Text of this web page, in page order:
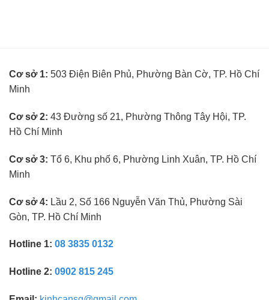
mắt
nghiệm
Cơ sở 1: 503 Điện Biên Phủ, Phường Bàn Cờ, TP. Hồ Chí
Minh
Cơ sở 2: 43 Đường số 21, Phường Thông Tây Hội, TP.
Hồ Chí Minh
Cơ sở 3: Tổ 6, Khu phố 6, Phường Linh Xuân, TP. Hồ Chí
Minh
Cơ sở 4: Lầu 2, Số 166 Nguyễn Văn Thủ, Phường Sài
Gòn, TP. Hồ Chí Minh
Hotline 1: 08 3835 0132
Hotline 2: 0902 815 245